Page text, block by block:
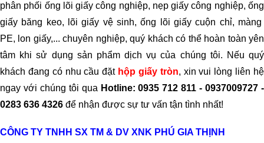
phân phối ống lõi giấy công nghiệp, nẹp giấy công nghiệp, ống
giấy băng keo, lõi giấy vệ sinh, ống lõi giấy cuộn chỉ, màng
PE, lon giấy,... chuyên nghiệp, quý khách có thể hoàn toàn yên
tâm khi sử dụng sản phẩm dịch vụ của chúng tôi. Nếu quý
khách đang có nhu cầu đặt hộp giấy tròn, xin vui lòng liên hệ
ngay với chúng tôi qua Hotline: 0935 712 811 - 0937009727 -
0283 636 4326 để nhận được sự tư vấn tận tình nhất!
CÔNG TY TNHH SX TM & DV XNK PHÚ GIA THỊNH